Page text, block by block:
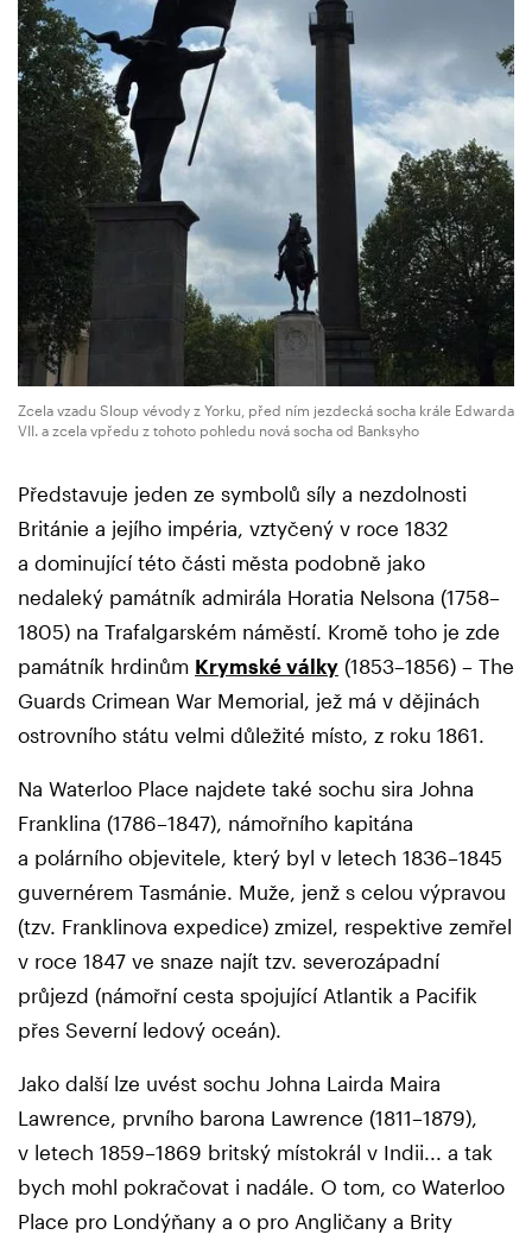
Zcela vzadu Sloup vévody z Yorku, před ním jezdecká socha krále Edwarda
VII. a zcela vpředu z tohoto pohledu nová socha od Banksyho
Představuje jeden ze symbolů síly a nezdolnosti
Británie a jejího impéria, vztyčený v roce 1832
a dominující této části města podobně jako
nedaleký památník admirála Horatia Nelsona (1758–
1805) na Trafalgarském náměstí. Kromě toho je zde
památník hrdinům Krymské války (1853–1856) – The
Guards Crimean War Memorial, jež má v dějinách
ostrovního státu velmi důležité místo, z roku 1861.
Na Waterloo Place najdete také sochu sira Johna
Franklina (1786–1847), námořního kapitána
a polárního objevitele, který byl v letech 1836–1845
guvernérem Tasmánie. Muže, jenž s celou výpravou
(tzv. Franklinova expedice) zmizel, respektive zemřel
v roce 1847 ve snaze najít tzv. severozápadní
průjezd (námořní cesta spojující Atlantik a Pacifik
přes Severní ledový oceán).
Jako další lze uvést sochu Johna Lairda Maira
Lawrence, prvního barona Lawrence (1811–1879),
v letech 1859–1869 britský místokrál v Indii... a tak
bych mohl pokračovat i nadále. O tom, co Waterloo
Place pro Londýňany a o pro Angličany a Brity